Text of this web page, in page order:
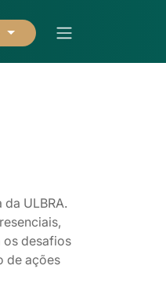
ULBRA.
os desafios
de ações